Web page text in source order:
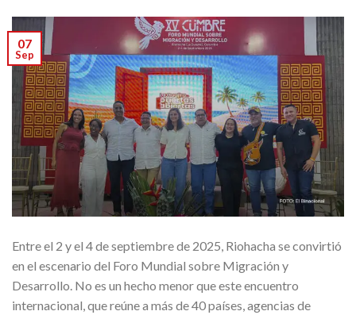
07
Sep
Entre el 2 y el 4 de septiembre de 2025, Riohacha se convirtió
en el escenario del Foro Mundial sobre Migración y
Desarrollo. No es un hecho menor que este encuentro
internacional, que reúne a más de 40 países, agencias de